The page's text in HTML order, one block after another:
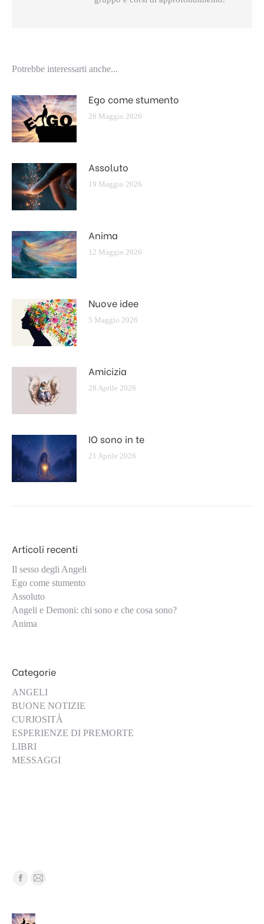
Potrebbe interessarti anche...
Ego come stumento
26 Maggio 2026
Assoluto
19 Maggio 2026
Anima
12 Maggio 2026
Nuove idee
5 Maggio 2026
Amicizia
28 Aprile 2026
IO sono in te
21 Aprile 2026
Articoli recenti
Il sesso degli Angeli
Ego come stumento
Assoluto
Angeli e Demoni: chi sono e che cosa sono?
Anima
Categorie
ANGELI
BUONE NOTIZIE
CURIOSITÀ
ESPERIENZE DI PREMORTE
LIBRI
MESSAGGI